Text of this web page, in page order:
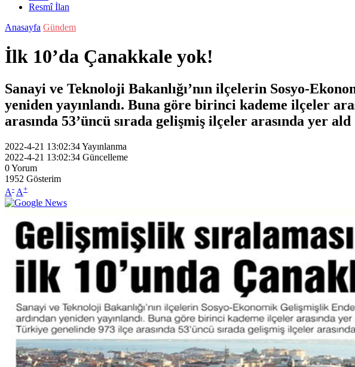
Resmî İlan
Anasayfa Gündem
İlk 10’da Çanakkale yok!
Sanayi ve Teknoloji Bakanlığı’nın ilçelerin Sosyo-
yeniden yayınlandı. Buna göre birinci kademe ilçeler
arasında 53’üncü sırada gelişmiş ilçeler arasında yer ald
2022-4-21 13:02:34Yayınlanma
2022-4-21 13:02:34 Güncelleme
0Yorum
1952 Gösterim
A- A+